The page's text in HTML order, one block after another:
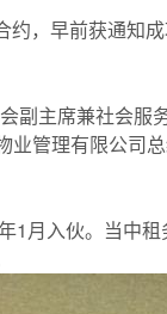
，早前获通知
主席兼社会服
管理有限公司
月入伙。当中